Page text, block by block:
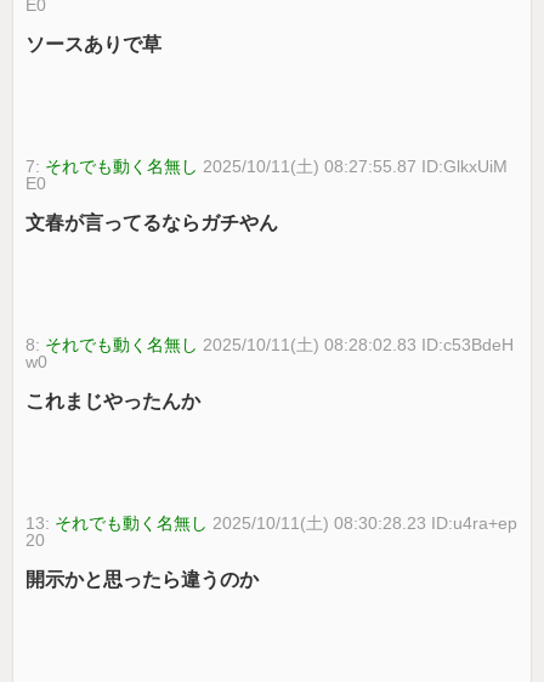
E0
ソースありで草
7: それでも動く名無し 2025/10/11(土) 08:27:55.87 ID:GlkxUiM
E0
文春が言ってるならガチやん
8: それでも動く名無し 2025/10/11(土) 08:28:02.83 ID:c53BdeH
w0
これまじやったんか
13: それでも動く名無し 2025/10/11(土) 08:30:28.23 ID:u4ra+ep
20
開示かと思ったら違うのか